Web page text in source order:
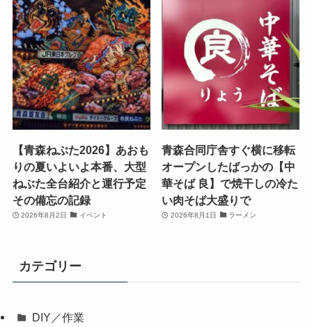
【青森ねぶた2026】あおも
りの夏いよいよ本番、大型
ねぶた全台紹介と運行予定
その備忘の記録
2026年8月2日 イベント
青森合同庁舎すぐ横に移転
オープンしたばっかの【中
華そば 良】で焼干しの冷た
い肉そば大盛りで
2026年8月1日 ラーメン
カテゴリー
DIY／作業